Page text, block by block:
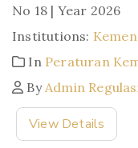
No 18 | Year 2026
Institutions:
In Peraturan
ByAdmin
View Details